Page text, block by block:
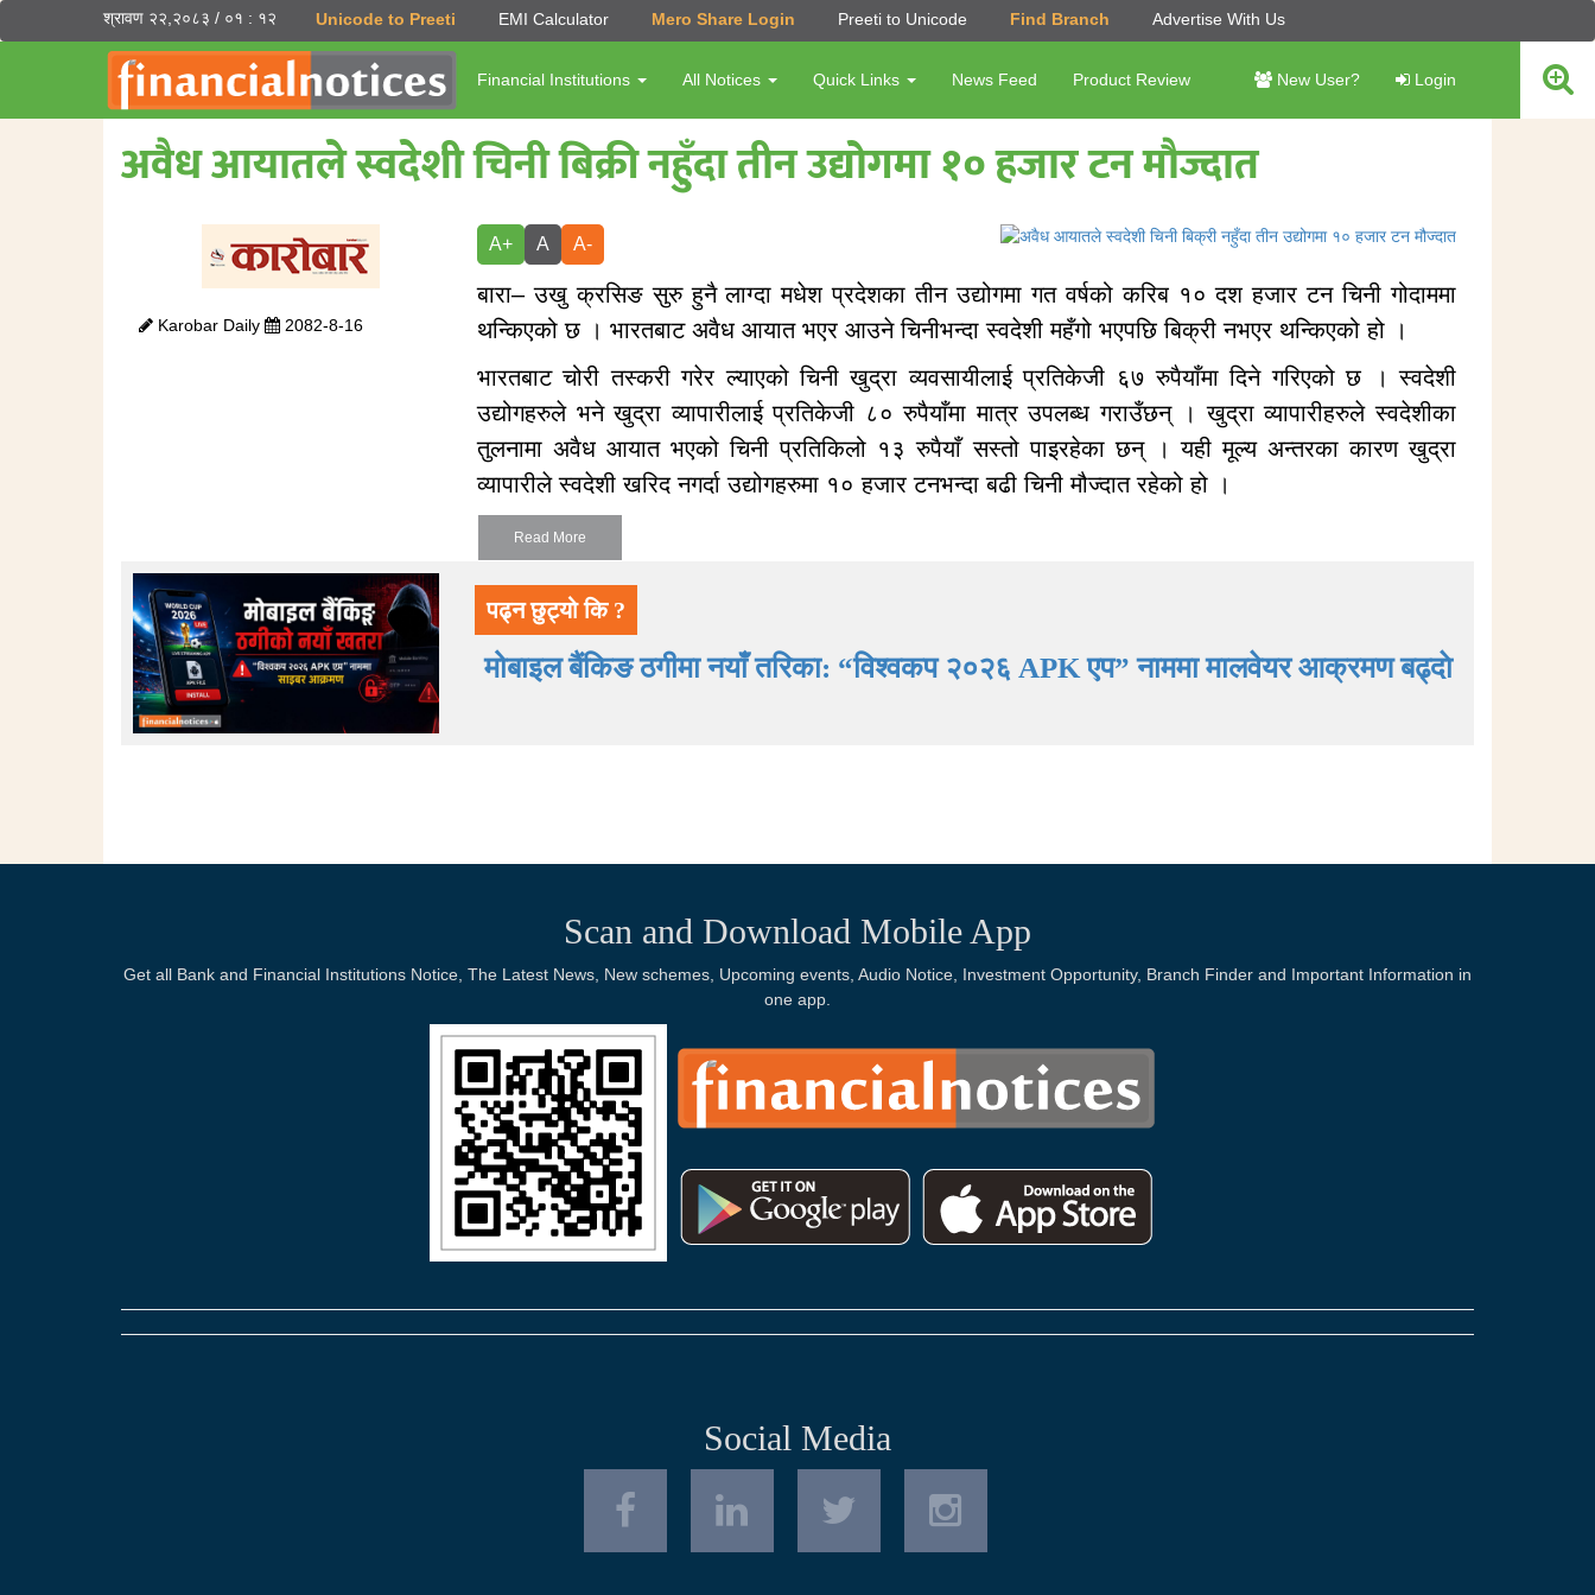
श्रावण २२,२०८३ / ०१ : १२ Unicode to Preeti EMI Calculator Mero Share Login Preeti to Unicode Find Branch Advertise With Us
Financial Institutions All Notices Quick Links News Feed Product Review New User? Login
अवैध आयातले स्वदेशी चिनी बिक्री नहुँदा तीन उद्योगमा १० हजार टन मौज्दात
Karobar Daily 2082-8-16
A+ A A-
बारा– उखु क्रसिङ सुरु हुनै लाग्दा मधेश प्रदेशका तीन उद्योगमा गत वर्षको करिब १० दश हजार टन चिनी गोदाममा
थन्किएको छ । भारतबाट अवैध आयात भएर आउने चिनीभन्दा स्वदेशी महँगो भएपछि बिक्री नभएर थन्किएको हो ।
भारतबाट चोरी तस्करी गरेर ल्याएको चिनी खुद्रा व्यवसायीलाई प्रतिकेजी ६७ रुपैयाँमा दिने गरिएको छ । स्वदेशी
उद्योगहरुले भने खुद्रा व्यापारीलाई प्रतिकेजी ८० रुपैयाँमा मात्र उपलब्ध गराउँछन् । खुद्रा व्यापारीहरुले स्वदेशीका
तुलनामा अवैध आयात भएको चिनी प्रतिकिलो १३ रुपैयाँ सस्तो पाइरहेका छन् । यही मूल्य अन्तरका कारण खुद्रा
व्यापारीले स्वदेशी खरिद नगर्दा उद्योगहरुमा १० हजार टनभन्दा बढी चिनी मौज्दात रहेको हो ।
Read More
पढ्न छुट्यो कि ?
मोबाइल बैंकिङ ठगीमा नयाँ तरिका: “विश्वकप २०२६ APK एप” नाममा मालवेयर आक्रमण बढ्दाे
Scan and Download Mobile App
Get all Bank and Financial Institutions Notice, The Latest News, New schemes, Upcoming events, Audio Notice, Investment Opportunity, Branch Finder and Important Information in
one app.
Social Media